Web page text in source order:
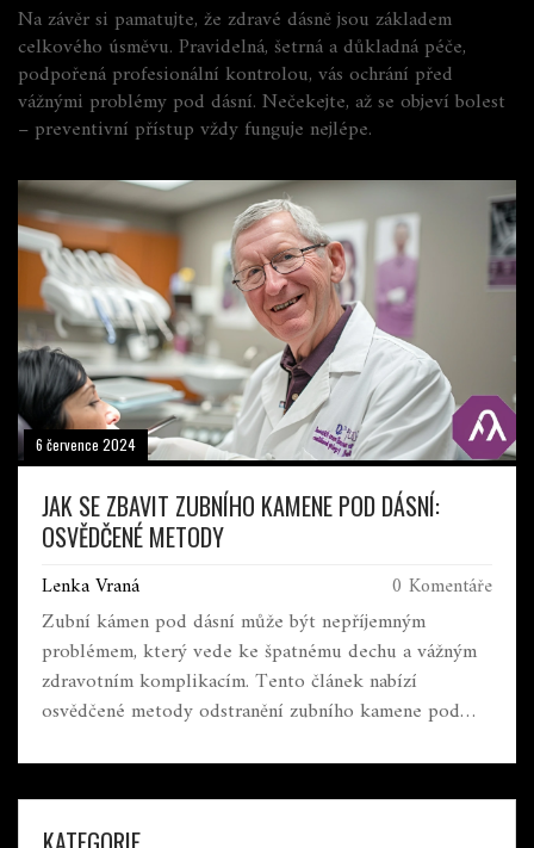
Na závěr si pamatujte, že zdravé dásně jsou základem
celkového úsměvu. Pravidelná, šetrná a důkladná péče,
podpořená profesionální kontrolou, vás ochrání před
vážnými problémy pod dásní. Nečekejte, až se objeví bolest
– preventivní přístup vždy funguje nejlépe.
6 července 2024
JAK SE ZBAVIT ZUBNÍHO KAMENE POD DÁSNÍ:
OSVĚDČENÉ METODY
Lenka Vraná 0 Komentáře
Zubní kámen pod dásní může být nepříjemným
problémem, který vede ke špatnému dechu a vážným
zdravotním komplikacím. Tento článek nabízí
osvědčené metody odstranění zubního kamene pod
zubaře, a jak zamezit jeho hromadění.